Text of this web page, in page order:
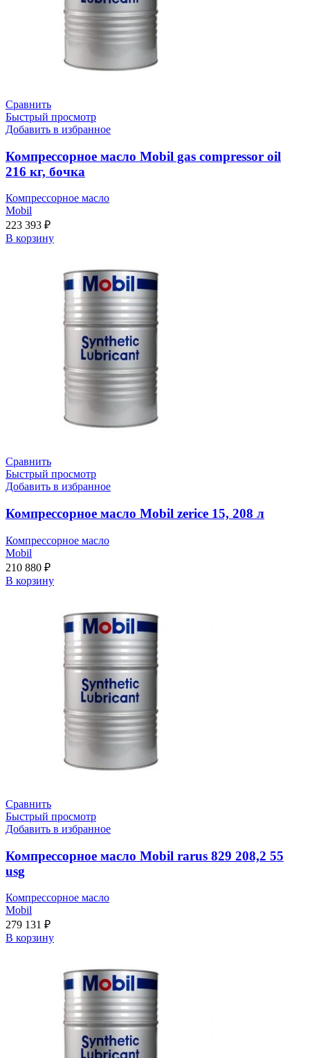
Сравнить
Быстрый просмотр
Добавить в избранное
Компрессорное масло Mobil gas compressor oil
216 кг, бочка
Компрессорное масло
Mobil
223 393 ₽
В корзину
Сравнить
Быстрый просмотр
Добавить в избранное
Компрессорное масло Mobil zerice 15, 208 л
Компрессорное масло
Mobil
210 880 ₽
В корзину
Сравнить
Быстрый просмотр
Добавить в избранное
Компрессорное масло Mobil rarus 829 208,2 55
usg
Компрессорное масло
Mobil
279 131 ₽
В корзину